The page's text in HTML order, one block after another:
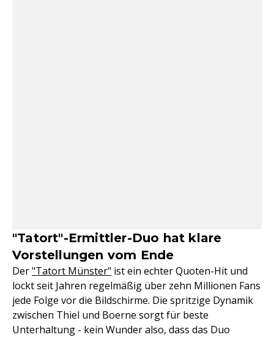
"Tatort"-Ermittler-Duo hat klare
Vorstellungen vom Ende
Der"Tatort Münster" ist ein echter Quoten-Hit und
lockt seit Jahren regelmäßig über zehn Millionen Fans
jede Folge vor die Bildschirme. Die spritzige Dynamik
zwischen Thiel und Boerne sorgt für beste
Unterhaltung - kein Wunder also, dass das Duo